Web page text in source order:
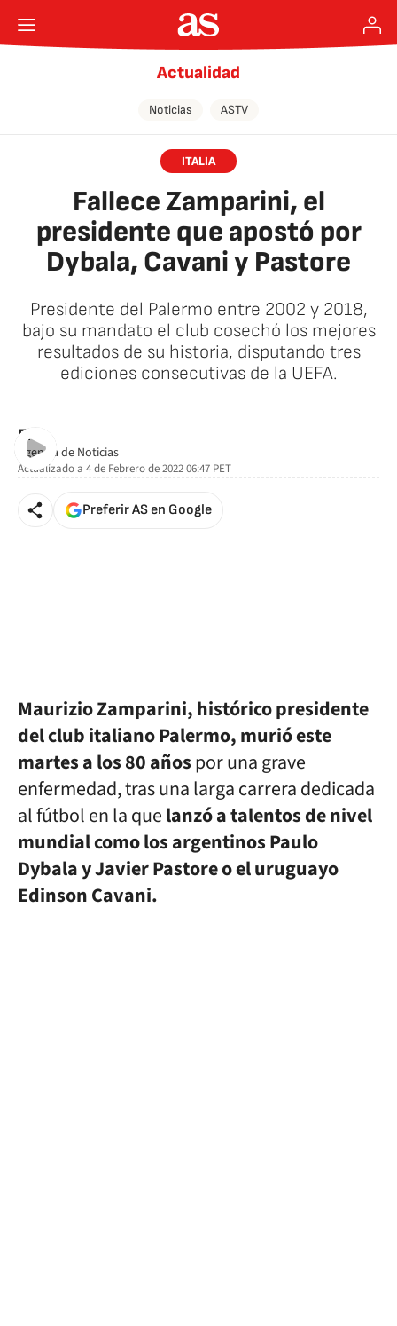
Actualidad
Noticias ASTV
ITALIA
Fallece Zamparini, el
presidente que apostó por
Dybala, Cavani y Pastore
Presidente del Palermo entre 2002 y 2018,
bajo su mandato el club cosechó los mejores
resultados de su historia, disputando tres
ediciones consecutivas de la UEFA.
EFE
Agencia de Noticias
Actualizado a 4 de Febrero de 2022 06:47 PET
Preferir AS en Google
Maurizio Zamparini, histórico presidente
del club italiano Palermo, murió este
martes a los 80 añospor una grave
enfermedad, tras una larga carrera dedicada
al fútbol en la quelanzó a talentos de nivel
mundial como los argentinos Paulo
Dybala y Javier Pastore o el uruguayo
Edinson Cavani.